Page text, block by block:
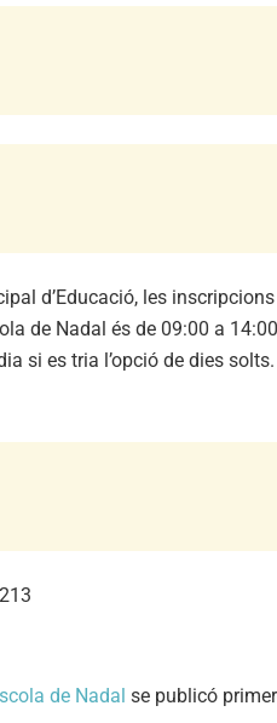
d’Educació, les
de Nadal és de 09:00 a
si es tria l’opció de dies
de Nadal se publicó